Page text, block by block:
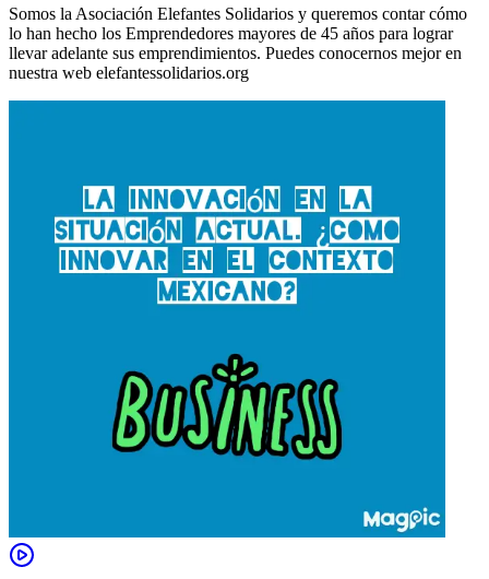
Somos la Asociación Elefantes Solidarios y queremos contar cómo
lo han hecho los Emprendedores mayores de 45 años para lograr
llevar adelante sus emprendimientos. Puedes conocernos mejor en
nuestra web elefantessolidarios.org